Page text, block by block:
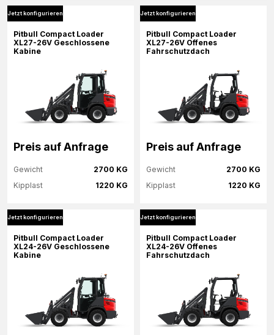
Mehr Informationen
Jetzt konfigurieren
Mehr Informationen
Jetzt konfigurieren
Jetzt konfigurieren
Pitbull Compact Loader
XL27-26V Geschlossene
Kabine
Preis auf Anfrage
2700 KG
Gewicht
1220 KG
Kipplast
Mehr Informationen
Jetzt konfigurieren
Jetzt konfigurieren
Pitbull Compact Loader
XL27-26V Offenes
Fahrschutzdach
Preis auf Anfrage
2700 KG
Gewicht
1220 KG
Kipplast
Mehr Informationen
Jetzt konfigurieren
Jetzt konfigurieren
Pitbull Compact Loader
XL24-26V Geschlossene
Kabine
Jetzt konfigurieren
Pitbull Compact Loader
XL24-26V Offenes
Fahrschutzdach